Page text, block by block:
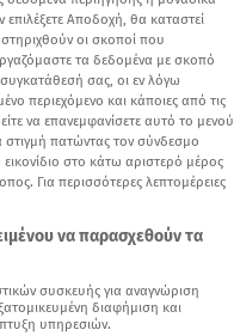
Αποδοχή, θα καταστεί
οι σκοποί που
τα δεδομένα με σκοπό
σας, οι εν λόγω
περιεχόμενο και κάποιες από τις
να επανεμφανίσετε αυτό το μενού
στιγμή πατώντας τον σύνδεσμο
στο κάτω αριστερό μέρος
Για περισσότερες λεπτομέρειες
να παρασχεθούν τα
συσκευής για αναγνώριση
διαφήμιση και
υπηρεσιών.